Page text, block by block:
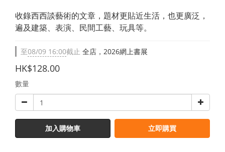
收錄西西談藝術的文章，題材更貼近生活，也更廣泛，
遍及建築、表演、民間工藝、玩具等。
至08/09 16:00截止 全店，2026網上書展
HK$128.00
數量
加入購物車 立即購買